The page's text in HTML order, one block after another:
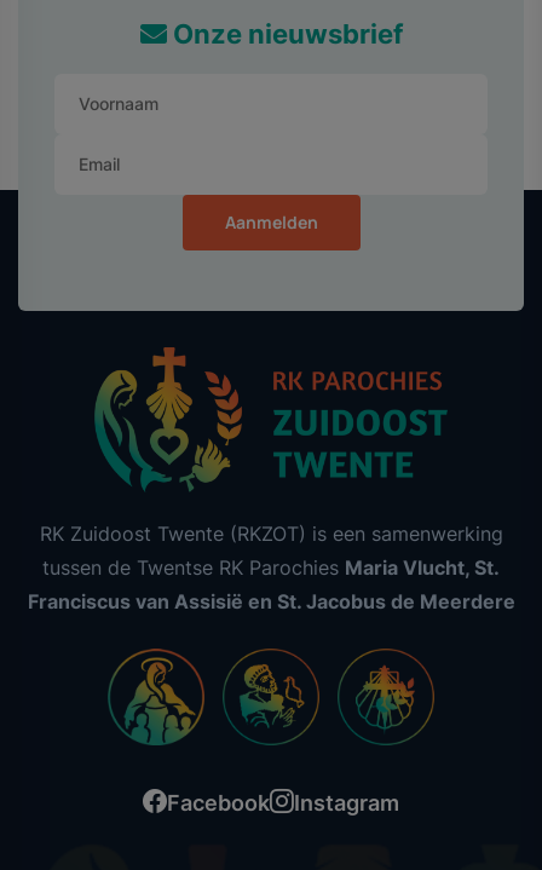
Onze nieuwsbrief
Aanmelden
RK Zuidoost Twente (RKZOT) is een samenwerking
tussen de Twentse RK Parochies Maria Vlucht, St.
Franciscus van Assisië en St. Jacobus de Meerdere
Facebook Instagram